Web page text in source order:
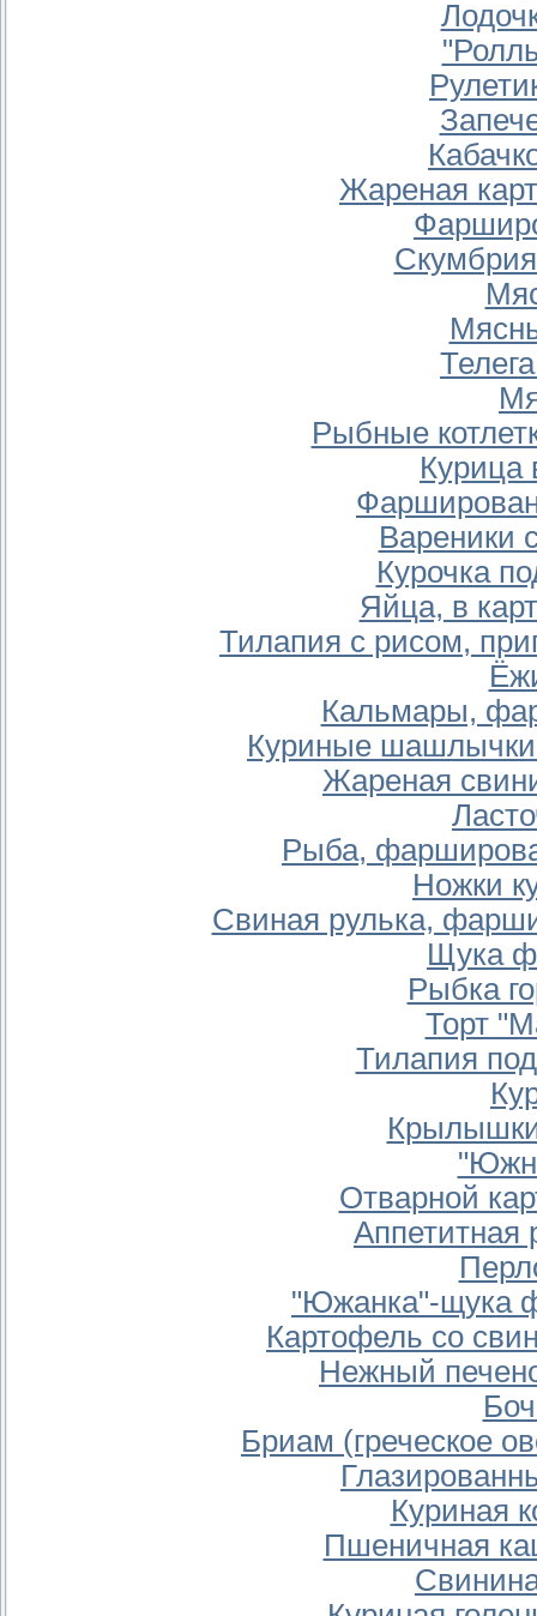
Жареная
Рыбные
Курица
Вареники
Курочка
Яйца, в
Тилапия с рисом,
Кальмары,
Куриные
Жареная
Рыба,
Ножки
Свиная рулька,
Щука
Рыбка
Торт
Тилапия
Отварной
Аппетитная
"Южанка"-щука
Картофель со
Нежный
Бриам (греческое
Куриная
Пшеничная